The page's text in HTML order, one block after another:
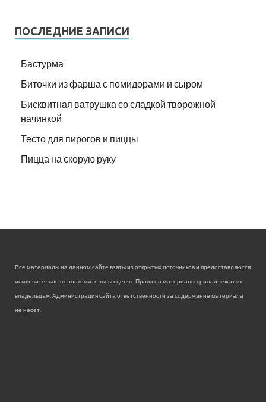
ПОСЛЕДНИЕ ЗАПИСИ
Бастурма
Биточки из фарша с помидорами и сыром
Бисквитная ватрушка со сладкой творожной
начинкой
Тесто для пирогов и пиццы
Пицца на скорую руку
Все материалы на данном сайте взяты из открытых источников и предоставляются
исключительно в ознакомительных целях. Права на материалы принадлежат их
владельцам. Администрация сайта ответственности за содержание материала
не несет.